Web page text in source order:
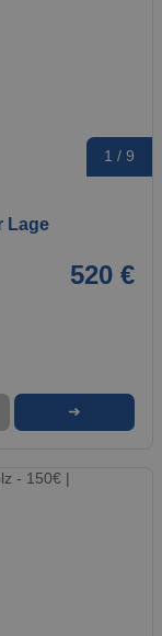
1 / 9
Lage
520 €
➜